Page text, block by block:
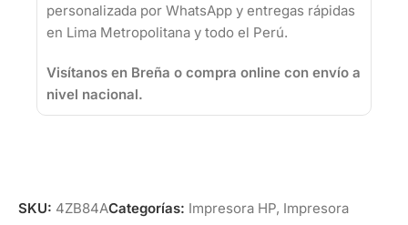
personalizada por WhatsApp y entregas rápidas
en Lima Metropolitana y todo el Perú.
Visítanos en Breña o compra online con envío a
nivel nacional.
SKU: 4ZB84ACategorías: Impresora HP, Impresora